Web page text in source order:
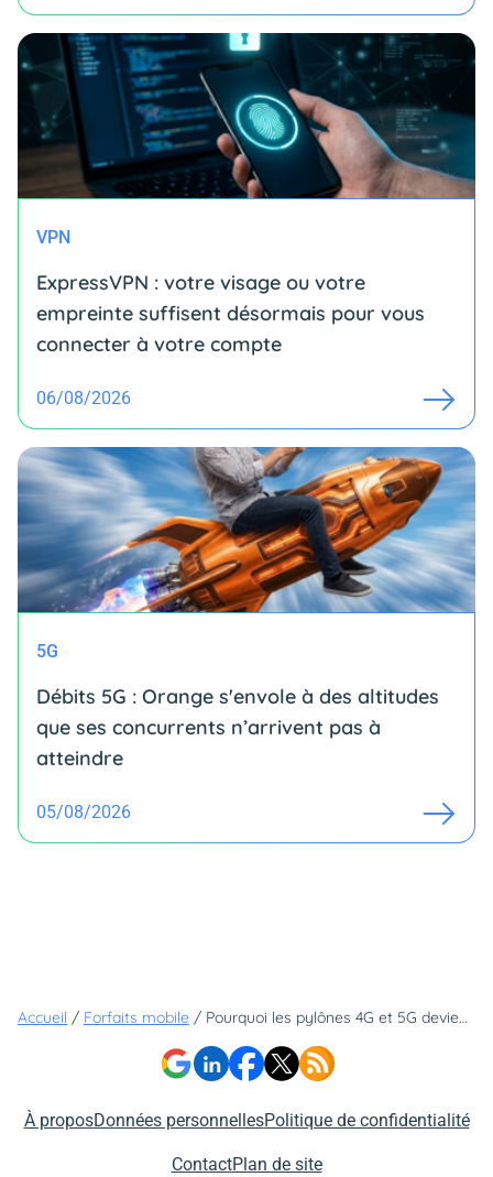
VPN
ExpressVPN : votre visage ou votre
empreinte suffisent désormais pour vous
connecter à votre compte
06/08/2026
5G
Débits 5G : Orange s'envole à des altitudes
que ses concurrents n’arrivent pas à
atteindre
05/08/2026
Accueil / Forfaits mobile / Pourquoi les pylônes 4G et 5G deviennent les meilleurs alliés des pompiers contre les feux de forêt
À proposDonnées personnellesPolitique de confidentialité
ContactPlan de site